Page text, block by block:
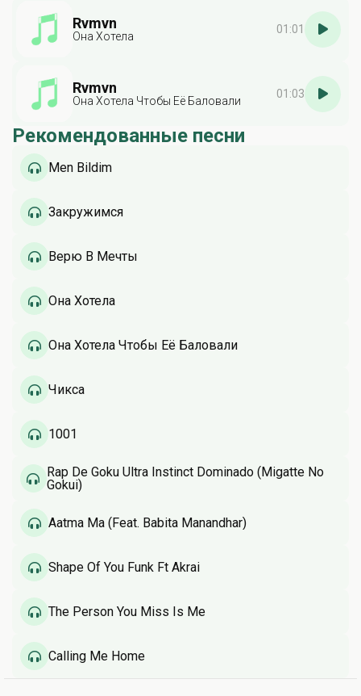
Rvmvn
Она Хотела
01:01
Rvmvn
Она Хотела Чтобы Её Баловали
01:03
Рекомендованные песни
Men Bildim
Закружимся
Верю В Мечты
Она Хотела
Она Хотела Чтобы Её Баловали
Чикса
1001
Rap De Goku Ultra Instinct Dominado (Migatte No
Gokui)
Aatma Ma (Feat. Babita Manandhar)
Shape Of You Funk Ft Akrai
The Person You Miss Is Me
Calling Me Home